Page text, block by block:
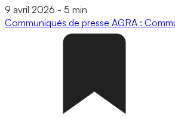
9 avril 2026 - 5 min
Communiqués de presse AGRA :